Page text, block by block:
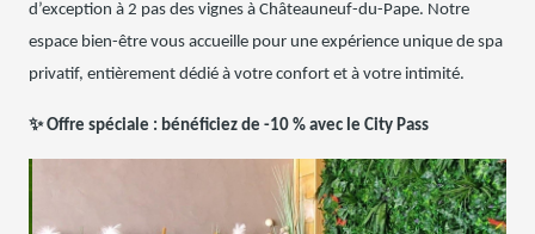
d’exception à 2 pas des vignes à Châteauneuf-du-Pape. Notre
espace bien-être vous accueille pour une expérience unique de spa
privatif, entièrement dédié à votre confort et à votre intimité.
✨Offre spéciale : bénéficiez de -10 % avec le City Pass